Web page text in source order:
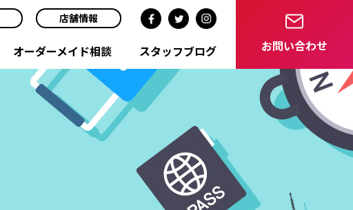
店舗情報
オーダーメイド相談 スタッフブログ お問い合わせ